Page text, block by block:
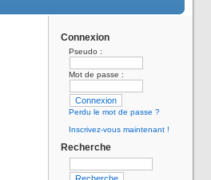
Connexion
Pseudo :
Mot de passe :
Perdu le mot de passe ?
Inscrivez-vous maintenant !
Recherche